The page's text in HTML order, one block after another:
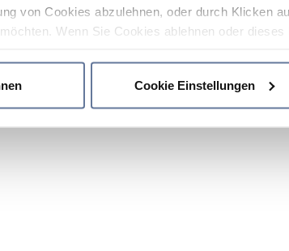
von Cookies abzulehnen, oder durch Klicken
Wenn Sie Cookies ablehnen oder
Cookie Einstellungen